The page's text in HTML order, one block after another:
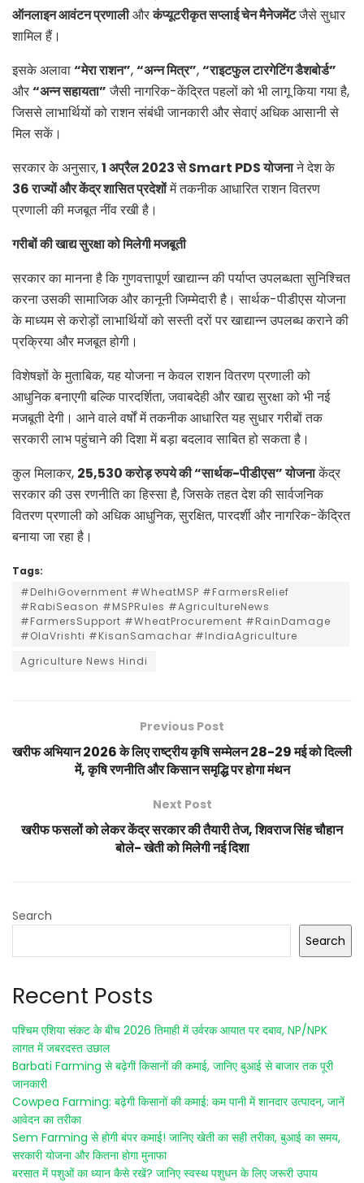
ऑनलाइन आवंटन प्रणालीऔरकंप्यूटरीकृत सप्लाई चेन मैनेजमेंटजैसे सुधार
शामिल हैं।
इसके अलावा“मेरा राशन”,“अन्न मित्र”,“राइटफुल टारगेटिंग डैशबोर्ड”
और“अन्न सहायता”जैसी नागरिक-केंद्रित पहलों को भी लागू किया गया है,
जिससे लाभार्थियों को राशन संबंधी जानकारी और सेवाएं अधिक आसानी से
मिल सकें।
सरकार के अनुसार,1अप्रैल 2023से Smart PDSयोजनाने देश के
36राज्यों और केंद्र शासित प्रदेशोंमें तकनीक आधारित राशन वितरण
प्रणाली की मजबूत नींव रखी है।
गरीबों की खाद्य सुरक्षा को मिलेगी मजबूती
सरकार का मानना है कि गुणवत्तापूर्ण खाद्यान्न की पर्याप्त उपलब्धता सुनिश्चित
करना उसकी सामाजिक और कानूनी जिम्मेदारी है। सार्थक-पीडीएस योजना
के माध्यम से करोड़ों लाभार्थियों को सस्ती दरों पर खाद्यान्न उपलब्ध कराने की
प्रक्रिया और मजबूत होगी।
विशेषज्ञों के मुताबिक, यह योजना न केवल राशन वितरण प्रणाली को
आधुनिक बनाएगी बल्कि पारदर्शिता, जवाबदेही और खाद्य सुरक्षा को भी नई
मजबूती देगी। आने वाले वर्षों में तकनीक आधारित यह सुधार गरीबों तक
सरकारी लाभ पहुंचाने की दिशा में बड़ा बदलाव साबित हो सकता है।
कुल मिलाकर, 25,530करोड़ रुपये की “सार्थक-पीडीएस” योजनाकेंद्र
सरकार की उस रणनीति का हिस्सा है, जिसके तहत देश की सार्वजनिक
वितरण प्रणाली को अधिक आधुनिक, सुरक्षित, पारदर्शी और नागरिक-केंद्रित
बनाया जा रहा है।
Tags:
#DelhiGovernment #WheatMSP #FarmersRelief
#RabiSeason #MSPRules #AgricultureNews
#FarmersSupport #WheatProcurement #RainDamage
#OlaVrishti #KisanSamachar #IndiaAgriculture
Agriculture News Hindi
Previous Post
खरीफ अभियान 2026 के लिए राष्ट्रीय कृषि सम्मेलन 28-29 मई को दिल्ली
में, कृषि रणनीति और किसान समृद्धि पर होगा मंथन
Next Post
खरीफ फसलों को लेकर केंद्र सरकार की तैयारी तेज, शिवराज सिंह चौहान
बोले- खेती को मिलेगी नई दिशा
Search
Search
Recent Posts
पश्चिम एशिया संकट के बीच 2026 तिमाही में उर्वरक आयात पर दबाव, NP/NPK
लागत में जबरदस्त उछाल
Barbati Farming से बढ़ेगी किसानों की कमाई, जानिए बुआई से बाजार तक पूरी
जानकारी
Cowpea Farming: बढ़ेगी किसानों की कमाई: कम पानी में शानदार उत्पादन, जानें
आवेदन का तरीका
Sem Farming से होगी बंपर कमाई! जानिए खेती का सही तरीका, बुआई का समय,
सरकारी योजना और कितना होगा मुनाफा
बरसात में पशुओं का ध्यान कैसे रखें? जानिए स्वस्थ पशुधन के लिए जरूरी उपाय